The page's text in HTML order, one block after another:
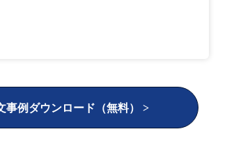
事例ダウンロード（無料） >